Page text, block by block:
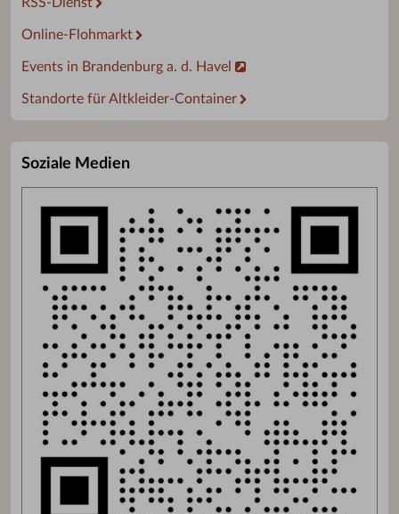
Online-Flohmarkt
Events in Brandenburg a. d. Havel
Standorte für Altkleider-Container
Soziale Medien